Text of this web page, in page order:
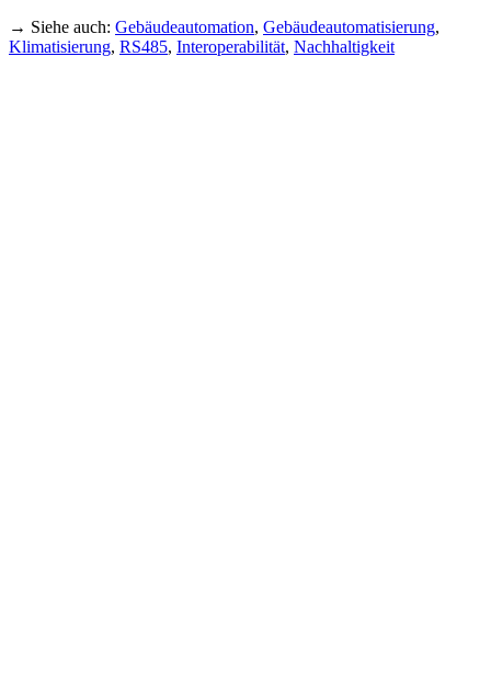
→ Siehe auch: Gebäudeautomation, Gebäudeautomatisierung,
Klimatisierung, RS485, Interoperabilität, Nachhaltigkeit